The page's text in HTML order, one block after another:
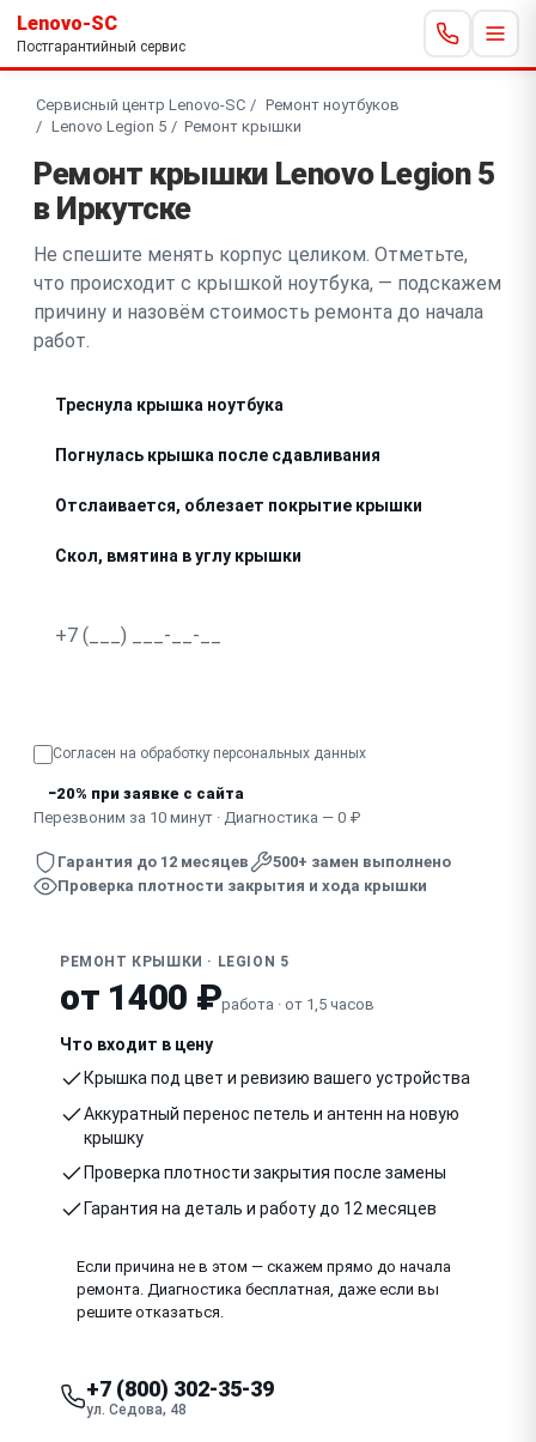
Lenovo-SC
Постгарантийный сервис
Сервисный центр Lenovo-SC
Ремонт ноутбуков
Lenovo Legion 5
Ремонт крышки
Ремонт крышки Lenovo Legion 5
в Иркутске
Не спешите менять корпус целиком. Отметьте,
что происходит с крышкой ноутбука, — подскажем
причину и назовём стоимость ремонта до начала
работ.
Треснула крышка ноутбука
Погнулась крышка после сдавливания
Отслаивается, облезает покрытие крышки
Скол, вмятина в углу крышки
Согласен на обработку персональных данных
−20% при заявке с сайта
Перезвоним за 10 минут · Диагностика — 0 ₽
Гарантия до 12 месяцев
500+ замен выполнено
Проверка плотности закрытия и хода крышки
РЕМОНТ КРЫШКИ · LEGION 5
от 1400 ₽работа · от 1,5 часов
Что входит в цену
Крышка под цвет и ревизию вашего устройства
Аккуратный перенос петель и антенн на новую
крышку
Проверка плотности закрытия после замены
Гарантия на деталь и работу до 12 месяцев
Если причина не в этом — скажем прямо до начала
ремонта. Диагностика бесплатная, даже если вы
решите отказаться.
+7 (800) 302-35-39
ул. Седова, 48